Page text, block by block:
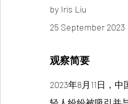
by Iris Liu
25 September 2023
观察简要
2023年8月11日，